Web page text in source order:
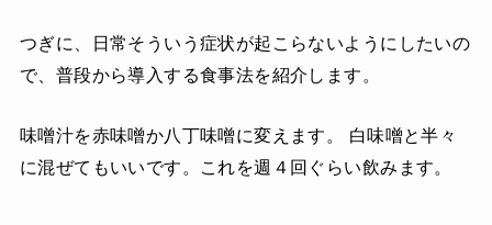
つぎに、日常そういう症状が起こらないようにしたいの
で、普段から導入する食事法を紹介します。
味噌汁を赤味噌か八丁味噌に変えます。 白味噌と半々
に混ぜてもいいです。これを週４回ぐらい飲みます。